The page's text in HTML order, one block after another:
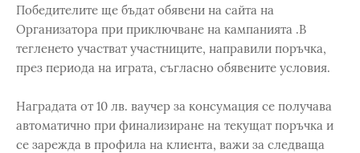
Победителите ще бъдат обявени на сайта на
Организатора при приключване на кампанията .В
тегленето участват участниците, направили поръчка,
през периода на играта, съгласно обявените условия.
Наградата от 10 лв. ваучер за консумация се получава
автоматично при финализиране на текущат поръчка и
се зарежда в профила на клиента, важи за следваща